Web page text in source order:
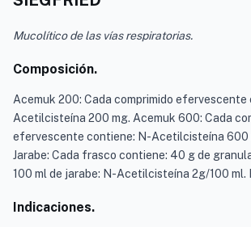
Mucolítico de las vías respiratorias.
Composición.
Acemuk 200: Cada comprimido efervescente
Acetilcisteína 200 mg. Acemuk 600: Cada
efervescente contiene: N-Acetilcisteína 600
Jarabe: Cada frasco contiene: 40 g de
100 ml de jarabe: N-Acetilcisteína 2g/100 ml.
Indicaciones.